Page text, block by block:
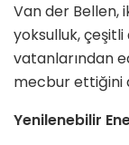
Van der Bellen,
yoksulluk,
vatanlarından
mecbur ettiğini
Yenilenebilir